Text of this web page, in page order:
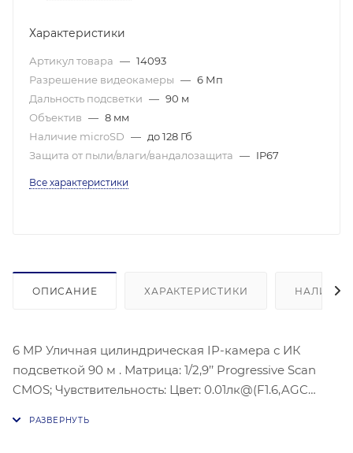
Характеристики
Артикул товара — 14093
Разрешение видеокамеры — 6 Мп
Дальность подсветки — 90 м
Объектив — 8 мм
Наличие microSD — до 128 Гб
Защита от пыли/влаги/вандалозащита — IP67
Все характеристики
ОПИСАНИЕ ХАРАКТЕРИСТИКИ НАЛИЧИЕ
6 MP Уличная цилиндрическая IP-камера с ИК
подсветкой 90 м . Матрица: 1/2,9’’ Progressive Scan
CMOS; Чувствительность: Цвет: 0.01лк@(F1.6,AGC